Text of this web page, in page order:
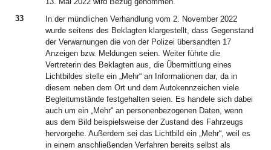
33
In der mündlichen Verhandlung vom 2. November 2022
wurde seitens des Beklagten klargestellt, dass Gegenstand
der Verwarnungen die von der Polizei übersandten 17
Anzeigen bzw. Meldungen seien. Weiter führte die
Vertreterin des Beklagten aus, die Übermittlung eines
Lichtbildes stelle ein „Mehr“ an Informationen dar, da in
diesem neben dem Ort und dem Autokennzeichen viele
Begleitumstände festgehalten seien. Es handele sich dabei
auch um ein „Mehr“ an personenbezogenen Daten, wenn
aus dem Bild beispielsweise der Zustand des Fahrzeugs
hervorgehe. Außerdem sei das Lichtbild ein „Mehr“, weil es
in einem anschließenden Verfahren bereits selbst als